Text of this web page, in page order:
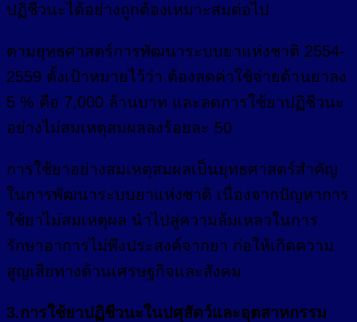
ปฏิชีวนะได้อย่างถูกต้องเหมาะสมต่อไป
ตามยุทธศาสตร์การพัฒนาระบบยาแห่งชาติ 2554-
2559 ตั้งเป้าหมายไว้ว่า ต้องลดค่าใช้จ่ายด้านยาลง
5 % คือ 7,000 ล้านบาท และลดการใช้ยาปฏิชีวนะ
อย่างไม่สมเหตุสมผลลงร้อยละ 50
การใช้ยาอย่างสมเหตุสมผลเป็นยุทธศาสตร์สำคัญ
ในการพัฒนาระบบยาแห่งชาติ เนื่องจากปัญหาการ
ใช้ยาไม่สมเหตุผล นำไปสู่ความล้มเหลวในการ
รักษาอาการไม่พึงประสงค์จากยา ก่อให้เกิดความ
สูญเสียทางด้านเศรษฐกิจและสังคม
3.การใช้ยาปฏิชีวนะในปศุสัตว์และอุตสาหกรรม